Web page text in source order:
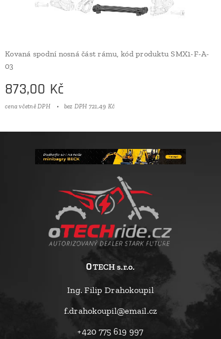
Kovaná spodní nosná část rámu, kód produktu SMX1-F-A-
03
873,00 Kč
cena včetně DPH bez DPH 721,49 Kč
oTECH s.r.o.
Ing. Filip Drahokoupil
f.drahokoupil@email.cz
+420 775 619 997